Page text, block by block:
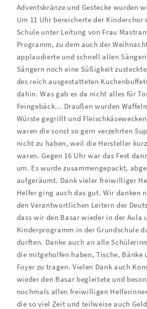
Adventskränze und Gestecke wurden
Um 11 Uhr bereicherte der Kinderchor
Schule unter Leitung von Frau
Programm, zu dem auch der
applaudierte und schnell allen
Sängern noch eine Süßigkeit
des reich ausgestatteten
dahin. Was gab es da nicht alles für
Feingebäck… Draußen wurden
Würste gegrillt und
waren die sonst so gern verzehrten
nicht zu haben, weil die Hersteller
waren. Gegen 16 Uhr war das Fest
um. Es wurde zusammengepackt,
aufgeräumt. Dank vieler freiwilliger
Helfer ging auch das gut. Wir danken
den Verantwortlichen Leitern der
dass wir den Basar wieder in der Aula
Kinderprogramm in der Grundschule
durften. Danke auch an alle
die mitgeholfen haben, Tische, Bänke
Foyer zu tragen. Vielen Dank auch
wieder den Basar begleitete und
nochmals allen freiwilligen
die so viel Zeit und teilweise auch